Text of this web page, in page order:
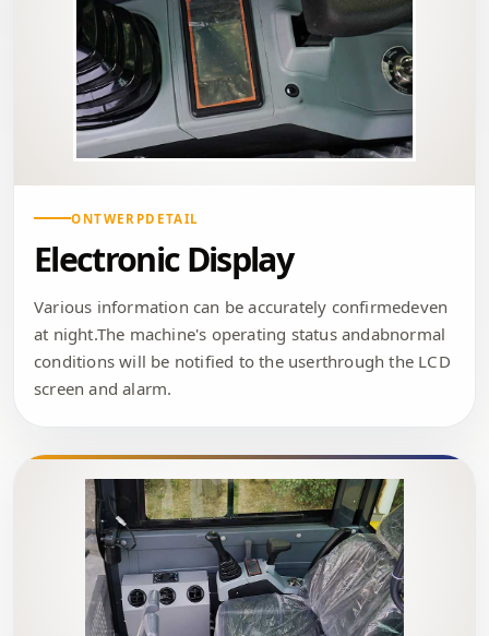
ONTWERPDETAIL
Electronic Display
Various information can be accurately confirmedeven
at night.The machine's operating status andabnormal
conditions will be notified to the userthrough the LCD
screen and alarm.